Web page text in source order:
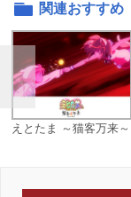
関連おすすめ
えとたま ～猫客万来～